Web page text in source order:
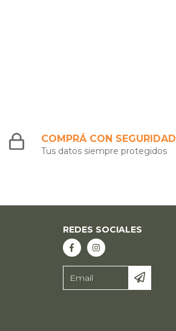
COMPRÁ CON SEGURIDAD
Tus datos siempre protegidos
REDES SOCIALES